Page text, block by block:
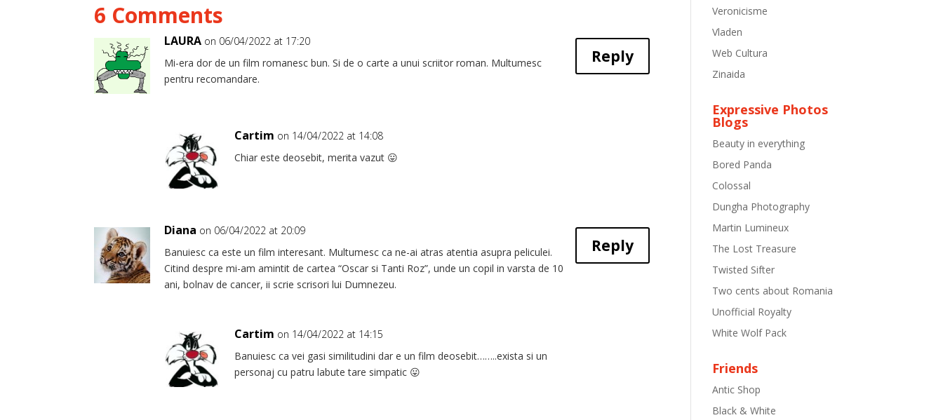
6 Comments
LAURA on 06/04/2022 at 17:20
Mi-era dor de un film romanesc bun. Si de o carte a unui scriitor roman. Multumesc
pentru recomandare.
Reply
Cartim on 14/04/2022 at 14:08
Chiar este deosebit, merita vazut 😛
Diana on 06/04/2022 at 20:09
Banuiesc ca este un film interesant. Multumesc ca ne-ai atras atentia asupra peliculei.
Citind despre mi-am amintit de cartea “Oscar si Tanti Roz”, unde un copil in varsta de 10
ani, bolnav de cancer, ii scrie scrisori lui Dumnezeu.
Reply
Cartim on 14/04/2022 at 14:15
Banuiesc ca vei gasi similitudini dar e un film deosebit……..exista si un
personaj cu patru labute tare simpatic 😛
Veronicisme
Vladen
Web Cultura
Zinaida
Expressive Photos
Blogs
Beauty in everything
Bored Panda
Colossal
Dungha Photography
Martin Lumineux
The Lost Treasure
Twisted Sifter
Two cents about Romania
Unofficial Royalty
White Wolf Pack
Friends
Antic Shop
Black & White